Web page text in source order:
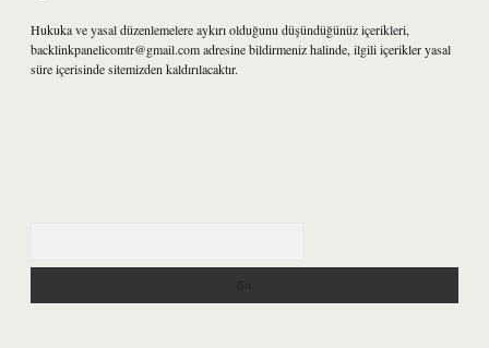
Hukuka ve yasal düzenlemelere aykırı olduğunu düşündüğünüz içerikleri,
backlinkpanelicomtr@gmail.comadresine bildirmeniz halinde, ilgili içerikler yasal
süre içerisinde sitemizden kaldırılacaktır.